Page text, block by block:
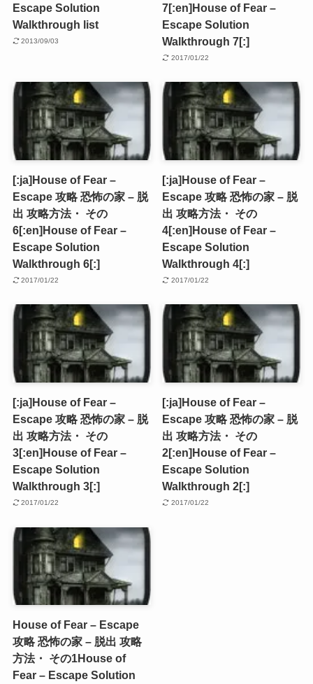
Escape Solution
Walkthrough list
2013/09/03
7[:en]House of Fear –
Escape Solution
Walkthrough 7[:]
2017/01/22
[:ja]House of Fear –
Escape 攻略 恐怖の家 – 脱
出 攻略方法・ その
6[:en]House of Fear –
Escape Solution
Walkthrough 6[:]
2017/01/22
[:ja]House of Fear –
Escape 攻略 恐怖の家 – 脱
出 攻略方法・ その
4[:en]House of Fear –
Escape Solution
Walkthrough 4[:]
2017/01/22
[:ja]House of Fear –
Escape 攻略 恐怖の家 – 脱
出 攻略方法・ その
3[:en]House of Fear –
Escape Solution
Walkthrough 3[:]
2017/01/22
[:ja]House of Fear –
Escape 攻略 恐怖の家 – 脱
出 攻略方法・ その
2[:en]House of Fear –
Escape Solution
Walkthrough 2[:]
2017/01/22
House of Fear – Escape
攻略 恐怖の家 – 脱出 攻略
方法・ その1House of
Fear – Escape Solution